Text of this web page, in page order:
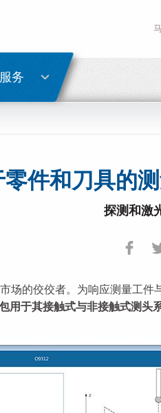
务
零件和刀具的
探测和激
场的佼佼者。为响应测量工
用于其接触式与非接触式测头
한국어
密码
如您尚未注册，可立即